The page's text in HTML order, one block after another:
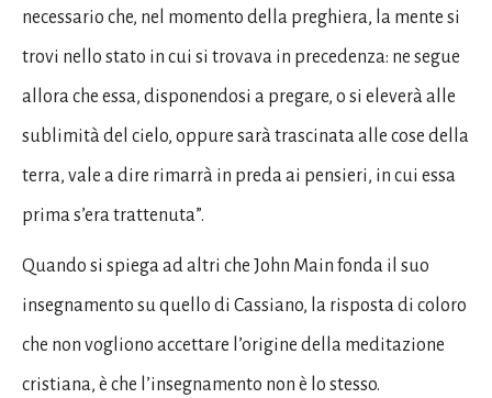
necessario che, nel momento della preghiera, la mente si
trovi nello stato in cui si trovava in precedenza: ne segue
allora che essa, disponendosi a pregare, o si eleverà alle
sublimità del cielo, oppure sarà trascinata alle cose della
terra, vale a dire rimarrà in preda ai pensieri, in cui essa
prima s’era trattenuta”.
Quando si spiega ad altri che John Main fonda il suo
insegnamento su quello di Cassiano, la risposta di coloro
che non vogliono accettare l’origine della meditazione
cristiana, è che l’insegnamento non è lo stesso.